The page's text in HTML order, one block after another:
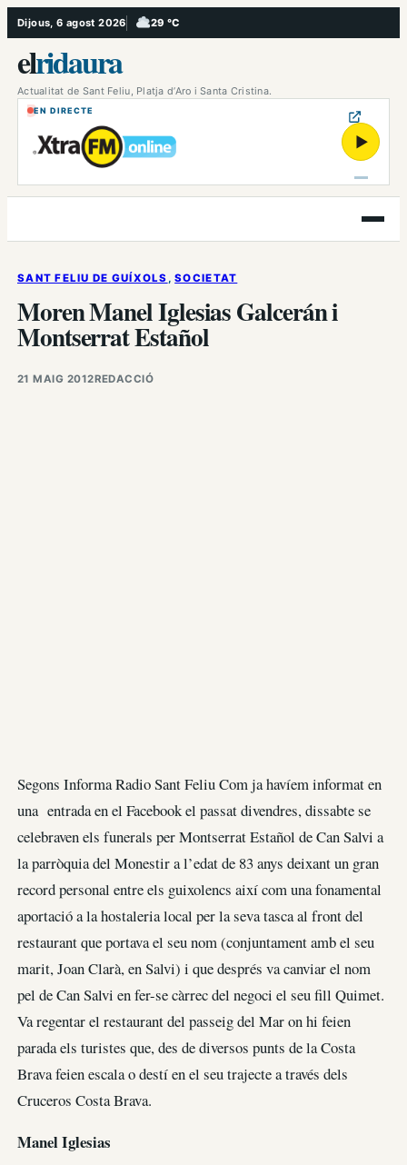
Vés
al
contingut
Dijous, 6 agost 2026 29 °C
, Ennuvolat
elridaura
Actualitat de Sant Feliu, Platja d’Aro i Santa Cristina.
EN DIRECTE
▶
Obre
el
SANT FELIU DE GUÍXOLS , SOCIETAT
Moren Manel Iglesias Galcerán i
Montserrat Estañol
21 MAIG 2012REDACCIÓ
Segons Informa Radio Sant Feliu Com ja havíem informat en
una entrada en el Facebook el passat divendres, dissabte se
celebraven els funerals per Montserrat Estañol de Can Salvi a
la parròquia del Monestir a l’edat de 83 anys deixant un gran
record personal entre els guixolencs així com una fonamental
aportació a la hostaleria local per la seva tasca al front del
restaurant que portava el seu nom (conjuntament amb el seu
marit, Joan Clarà, en Salvi) i que després va canviar el nom
pel de Can Salvi en fer-se càrrec del negoci el seu fill Quimet.
Va regentar el restaurant del passeig del Mar on hi feien
parada els turistes que, des de diversos punts de la Costa
Brava feien escala o destí en el seu trajecte a través dels
Cruceros Costa Brava.
Manel Iglesias